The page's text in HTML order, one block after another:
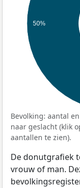
50%
Bevolking: aantal
naar geslacht (klik
aantallen te zien).
De donutgrafiek
vrouw of man.